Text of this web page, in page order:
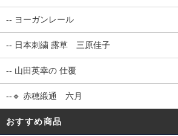
-- ヨーガンレール
-- 日本刺繍 露草 三原佳子
-- 山田英幸の 仕覆
--🔹 赤穂緞通 六月
おすすめ商品